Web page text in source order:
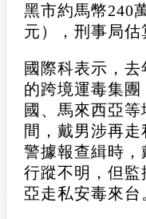
黑市約馬幣240
元），刑事局估
國際科表示，
的跨境運毒集
國、馬來西亞等
間，戴男涉再
警據報查緝時
行蹤不明，但
亞走私安毒來台